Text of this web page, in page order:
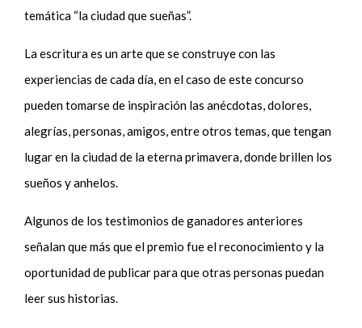
temática “la ciudad que sueñas”.
La escritura es un arte que se construye con las
experiencias de cada día, en el caso de este concurso
pueden tomarse de inspiración las anécdotas, dolores,
alegrías, personas, amigos, entre otros temas, que tengan
lugar en la ciudad de la eterna primavera,donde brillen los
sueños y anhelos.
Algunos de los testimonios de ganadores anteriores
señalan que más que el premio fue el reconocimiento y la
oportunidad de publicar para que otras personas puedan
leer sus historias.